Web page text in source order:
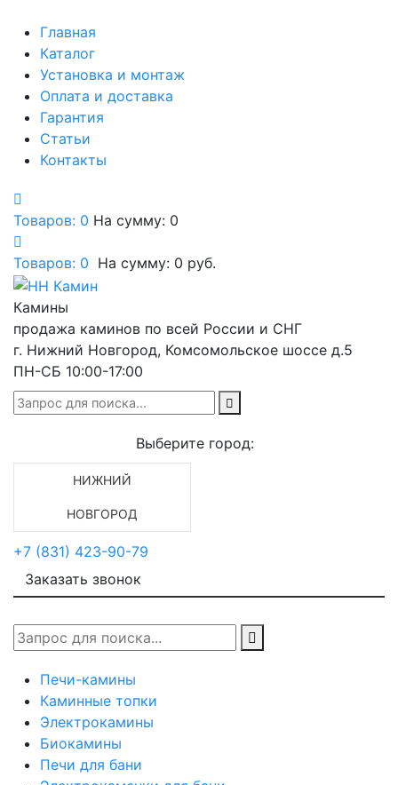
Главная
Каталог
Установка и монтаж
Оплата и доставка
Гарантия
Статьи
Контакты
Товаров: 0 На сумму: 0
Товаров: 0 На сумму: 0 руб.
Камины
продажа каминов по всей России и СНГ
г. Нижний Новгород, Комсомольское шоссе д.5
ПН-СБ 10:00-17:00
Выберите город:
НИЖНИЙ
НОВГОРОД
+7 (831) 423-90-79
Заказать звонок
Печи-камины
Каминные топки
Электрокамины
Биокамины
Печи для бани